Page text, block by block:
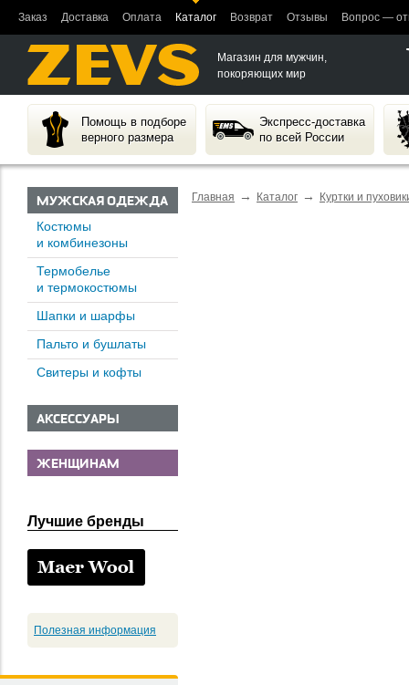
Заказ Доставка Оплата Каталог Возврат Отзывы Вопрос —
Магазин для мужчин,
покоряющих мир
Помощь в подборе
верного размера
Экспресс-доставка
по всей России
МУЖСКАЯ ОДЕЖДА
Костюмы
и комбинезоны
Термобелье
и термокостюмы
Шапки и шарфы
Пальто и бушлаты
Свитеры и кофты
АКСЕССУАРЫ
ЖЕНЩИНАМ
Лучшие бренды
Полезная информация
Главная → Каталог → Куртки и